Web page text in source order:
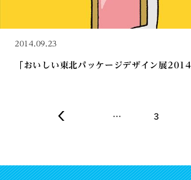
2014.09.23
「おいしい東北パッケージデザイン展
… 3